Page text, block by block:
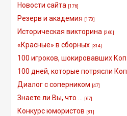
Новости сайта [176]
Резерв и академия [170]
Историческая викторина [260]
«Красные» в сборных [314]
100 игроков, шокировавших Коп
100 дней, которые потрясли Коп
Диалог с соперником [47]
Знаете ли Вы, что ... [67]
Конкурс юмористов [81]